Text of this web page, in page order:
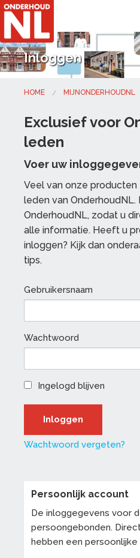
Inloggen
HOME MIJNONDERHOUDNL
Exclusief voor
leden
Voer uw
Veel van onze
leden van OnderhoudNL.
OnderhoudNL, zodat u
alle informatie. Heeft u
inloggen? Kijk dan
tips.
Gebruikersnaam
Wachtwoord
Ingelogd blijven
Wachtwoord vergeten?
Persoonlijk account
De inloggegevens voor
persoongebonden.
hebben een persoonlijke